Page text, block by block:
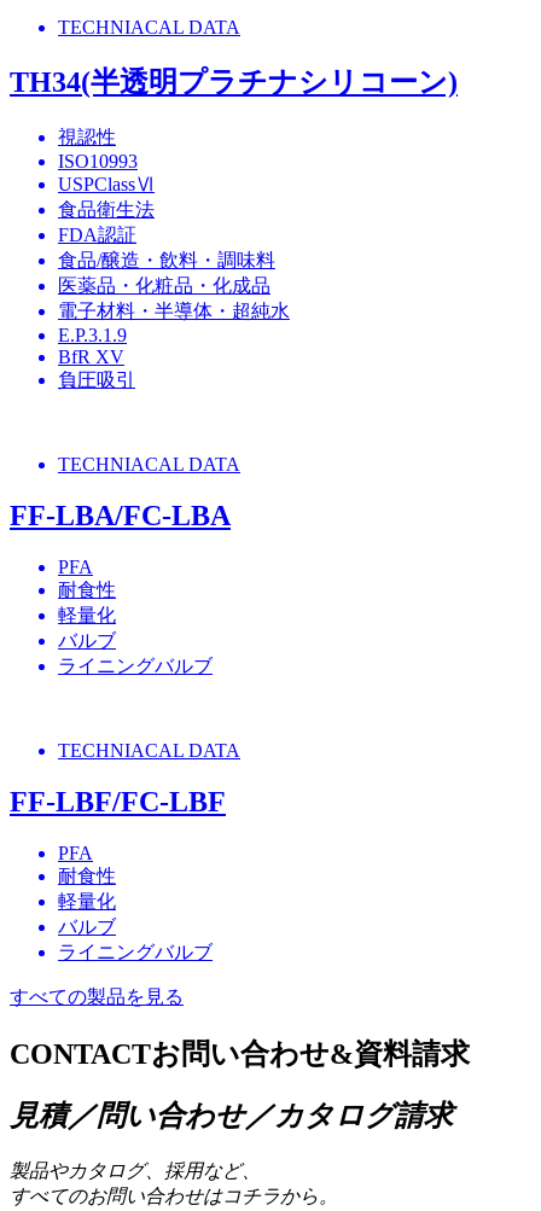
TECHNIACAL DATA
TH34(半透明プラチナシリコーン)
視認性
ISO10993
USPClassⅥ
食品衛生法
FDA認証
食品/醸造・飲料・調味料
医薬品・化粧品・化成品
電子材料・半導体・超純水
E.P.3.1.9
BfR XV
負圧吸引
TECHNIACAL DATA
FF-LBA/FC-LBA
PFA
耐食性
軽量化
バルブ
ライニングバルブ
TECHNIACAL DATA
FF-LBF/FC-LBF
PFA
耐食性
軽量化
バルブ
ライニングバルブ
すべての製品を見る
CONTACTお問い合わせ&資料請求
見積／問い合わせ／カタログ請求
製品やカタログ、採用など、
すべてのお問い合わせはコチラから。